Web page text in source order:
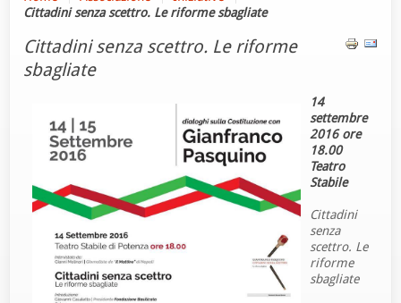
Cittadini senza scettro. Le riforme sbagliate
Cittadini senza scettro. Le riforme
sbagliate
14
settembre
2016 ore
18.00
Teatro
Stabile
Cittadini
senza
scettro. Le
riforme
sbagliate